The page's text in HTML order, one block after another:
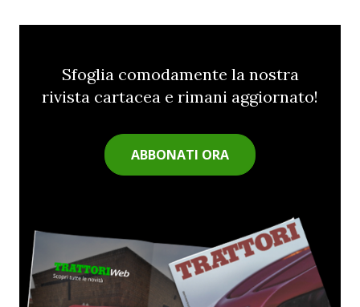
Sfoglia comodamente la nostra
rivista cartacea e rimani aggiornato!
ABBONATI ORA